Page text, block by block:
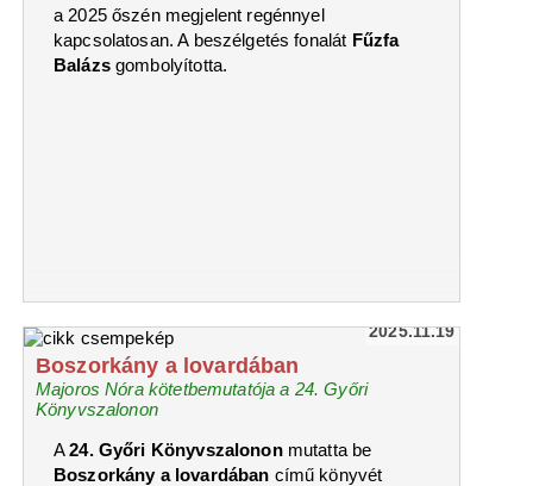
a 2025 őszén megjelent regénnyel
kapcsolatosan. A beszélgetés fonalát Fűzfa
Balázsgombolyította.
2025.11.19
Boszorkány a lovardában
Majoros Nóra kötetbemutatója a 24. Győri
Könyvszalonon
A24. Győri Könyvszalononmutatta be
Boszorkány a lovardában című könyvét